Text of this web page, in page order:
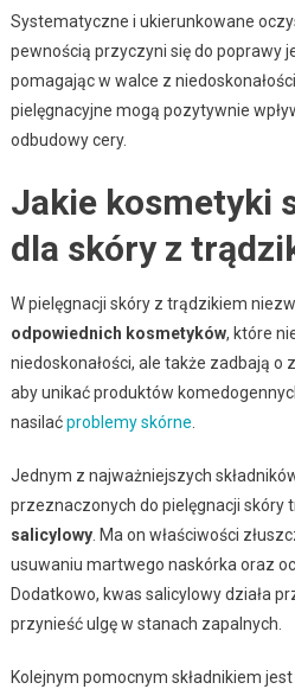
Systematyczne i ukierunkowane
pewnością przyczyni się do poprawy
pomagając w walce z
pielęgnacyjne mogą pozytywnie
odbudowy cery.
Jakie kosmetyki
dla skóry z
W pielęgnacji skóry z trądzikiem
odpowiednich kosmetyków, które
niedoskonałości, ale także zadbają o
aby unikać produktów
nasilaćproblemy skórne
Jednym z najważniejszych
przeznaczonych do pielęgnacji skóry
salicylowy. Ma on właściwości
usuwaniu martwego naskórka oraz
Dodatkowo, kwas salicylowy działa
przynieść ulgę w stanach zapalnych.
Kolejnym pomocnym składnikiem jest